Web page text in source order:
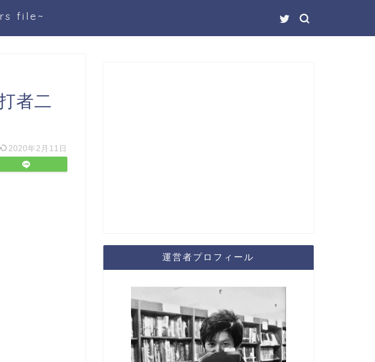
file~
者二
2020年2月11日
運営者プロフィール